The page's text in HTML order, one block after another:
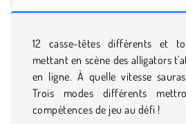
12 casse-têtes différents et
mettant en scène des alligators
en ligne. À quelle vitesse
Trois modes différents
compétences de jeu au défi !